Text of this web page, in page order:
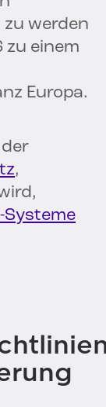
werden
zu einem
Europa.
,
Systeme